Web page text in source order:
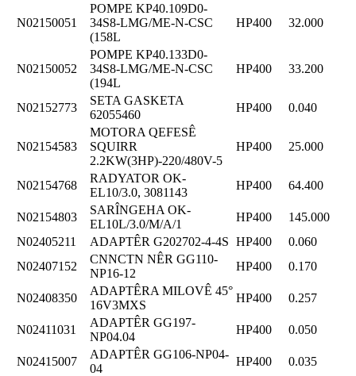
N02150051
POMPE KP40.109D0-
34S8-LMG/ME-N-CSC
(158L
HP400 32.000
N02150052
POMPE KP40.133D0-
34S8-LMG/ME-N-CSC
(194L
HP400 33.200
N02152773
SETA GASKETA
62055460
HP400 0.040
N02154583
MOTORA QEFESÊ
SQUIRR
2.2KW(3HP)-220/480V-5
HP400 25.000
N02154768
RADYATOR OK-
EL10/3.0, 3081143
HP400 64.400
N02154803
SARÎNGEHA OK-
EL10L/3.0/M/A/1
HP400
145.000
N02405211
ADAPTÊR G202702-4-4S HP400
0.060
N02407152
CNNCTN NÊR GG110-
NP16-12
HP400 0.170
N02408350
ADAPTÊRA MILOVÊ 45°
16V3MXS
HP400 0.257
N02411031
ADAPTÊR GG197-
NP04.04
HP400 0.050
N02415007
ADAPTÊR GG106-NP04-
04
HP400
0.035